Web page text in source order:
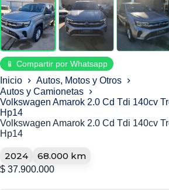
📱 Compartir por Whatsapp
Inicio
Autos, Motos y Otros
Autos y Camionetas
Volkswagen Amarok 2.0 Cd Tdi 140cv
Hp14
Volkswagen Amarok 2.0 Cd Tdi 140cv
Hp14
2024 68.000 km
$ 37.900.000